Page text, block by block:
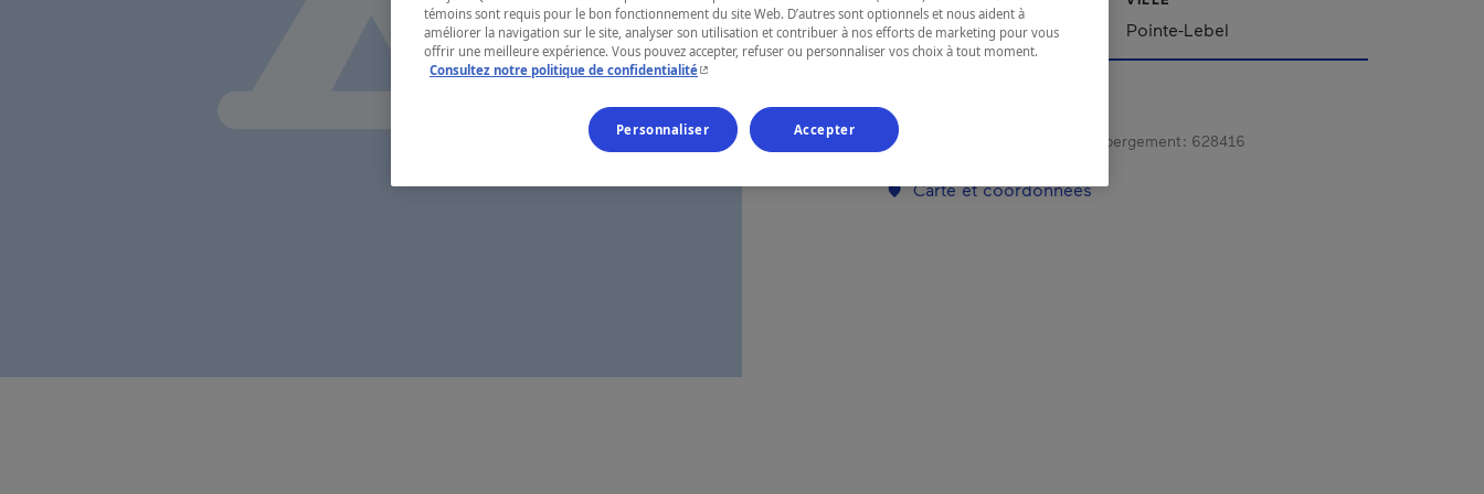
Côte-Nord Pointe-Lebel
Numéro d’enregistrement d’hébergement : 628416
Carte et coordonnées
témoins sont requis pour le bon fonctionnement du site Web. D’autres sont optionnels et nous aident à
améliorer la navigation sur le site, analyser son utilisation et contribuer à nos efforts de marketing pour vous
offrir une meilleure expérience. Vous pouvez accepter, refuser ou personnaliser vos choix à tout moment.
Consultez notre politique de confidentialité- Cet hyperlien s'ouvrira dans une nouvelle fenêtre.
Personnaliser Accepter